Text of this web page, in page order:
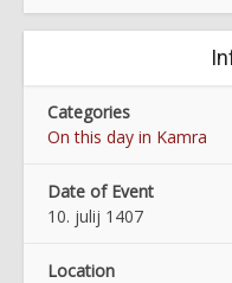
Categories
On this day in Kamra
Date of Event
10. julij 1407
Location